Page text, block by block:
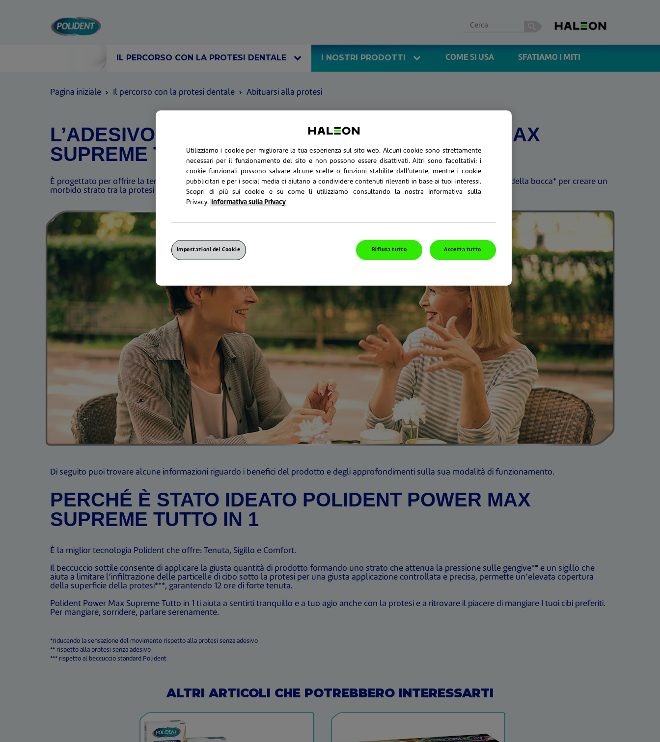
IL PERCORSO CON LA PROTESI DENTALE I NOSTRI PRODOTTI COME SI USA SFATIAMO I MITI
Pagina iniziale Il percorso con la protesi dentale Abituarsi alla protesi
L’ADESIVO PER DENTIERE POLIDENT POWER MAX
SUPREME TUTTO IN 1
È progettato per offrire la tenuta della tua protesi totale o parziale, l’adesivo consente alla protesi di adattarsi al movimento della bocca* per creare un
morbido strato tra la protesi e le gengive per ridurre la pressione su di esse.
Di seguito puoi trovare alcune informazioni riguardo i benefici del prodotto e degli approfondimenti sulla sua modalità di funzionamento.
PERCHÉ È STATO IDEATO POLIDENT POWER MAX
SUPREME TUTTO IN 1
È la miglior tecnologia Polident che offre: Tenuta, Sigillo e Comfort.
Il beccuccio sottile consente di applicare la giusta quantità di prodotto formando uno strato che attenua la pressione sulle gengive** e un sigillo che
aiuta a limitare l’infiltrazione delle particelle di cibo sotto la protesi per una giusta applicazione controllata e precisa, permette un’elevata copertura
della superficie della protesi***, garantendo 12 ore di forte tenuta.
Polident Power Max Supreme Tutto in 1 ti aiuta a sentirti tranquillo e a tuo agio anche con la protesi e a ritrovare il piacere di mangiare I tuoi cibi preferiti.
Per mangiare, sorridere, parlare serenamente.
*riducendo la sensazione del movimento rispetto alla protesi senza adesivo
** rispetto alla protesi senza adesivo
*** rispetto al beccuccio standard Polident
ALTRI ARTICOLI CHE POTREBBERO INTERESSARTI
Utilizziamo i cookie per migliorare la tua esperienza sul sito web. Alcuni cookie sono strettamente
necessari per il funzionamento del sito e non possono essere disattivati. Altri sono facoltativi: i
cookie funzionali possono salvare alcune scelte o funzioni stabilite dall'utente, mentre i cookie
pubblicitari e per i social media ci aiutano a condividere contenuti rilevanti in base ai tuoi interessi.
Scopri di più sui cookie e su come li utilizziamo consultando la nostra Informativa sulla
Privacy.
Informativa sulla Privacy
Impostazioni dei Cookie Rifiuta tutto Accetta tutto